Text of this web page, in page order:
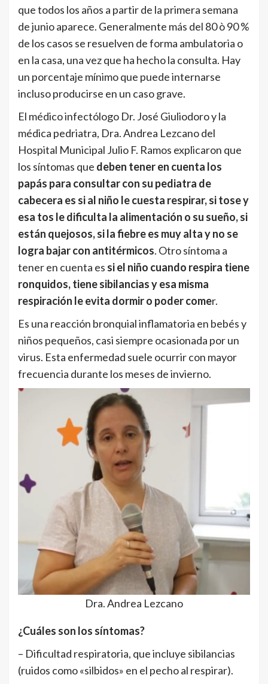
que todos los años a partir de la primera semana
de junio aparece. Generalmente más del 80 ò 90 %
de los casos se resuelven de forma ambulatoria o
en la casa, una vez que ha hecho la consulta. Hay
un porcentaje mínimo que puede internarse
incluso producirse en un caso grave.
El médico infectólogo Dr. José Giuliodoro y la
médica pedriatra, Dra. Andrea Lezcano del
Hospital Municipal Julio F. Ramos explicaron que
los síntomas que deben tener en cuenta los
papás para consultar con su pediatra de
cabecera es si al niño le cuesta respirar, si tose y
esa tos le dificulta la alimentación o su sueño, si
están quejosos, si la fiebre es muy alta y no se
logra bajar con antitérmicos. Otro síntoma a
tener en cuenta es si el niño cuando respira tiene
ronquidos, tiene sibilancias y esa misma
respiración le evita dormir o poder comer.
Es una reacción bronquial inflamatoria en bebés y
niños pequeños, casi siempre ocasionada por un
virus. Esta enfermedad suele ocurrir con mayor
frecuencia durante los meses de invierno.
Dra. Andrea Lezcano
¿Cuáles son los síntomas?
– Dificultad respiratoria, que incluye sibilancias
(ruidos como «silbidos» en el pecho al respirar).